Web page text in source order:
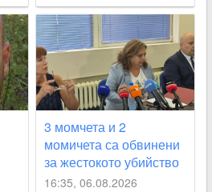
3 момчета и 2
момичета са обвинени
за жестокото убийство
на Георги от Кричим
16:35, 06.08.2026